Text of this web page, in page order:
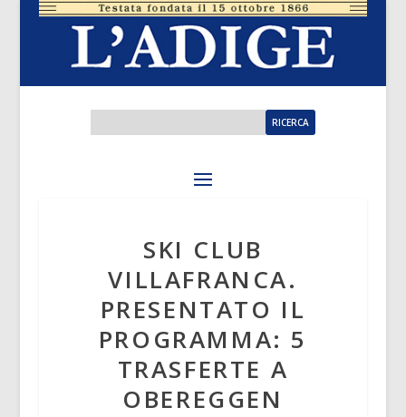
SKI CLUB
VILLAFRANCA.
PRESENTATO IL
PROGRAMMA: 5
TRASFERTE A
OBEREGGEN